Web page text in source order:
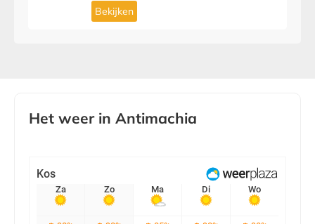
Bekijken
Het weer in Antimachia